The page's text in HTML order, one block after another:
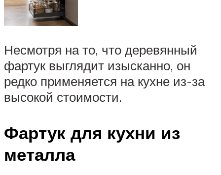
Несмотря на то, что деревянный
фартук выглядит изысканно, он
редко применяется на кухне из-за
высокой стоимости.
Фартук для кухни из
металла